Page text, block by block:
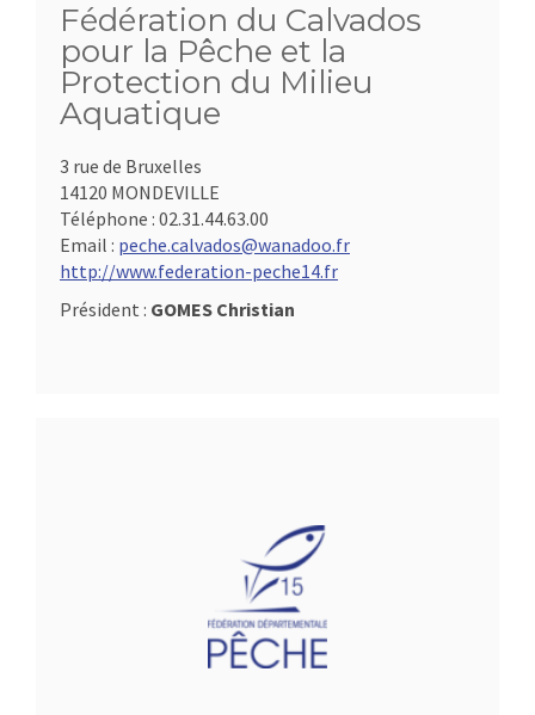
Fédération du Calvados
pour la Pêche et la
Protection du Milieu
Aquatique
3 rue de Bruxelles
14120 MONDEVILLE
Téléphone : 02.31.44.63.00
Email : peche.calvados@wanadoo.fr
http://www.federation-peche14.fr
Président : GOMES Christian